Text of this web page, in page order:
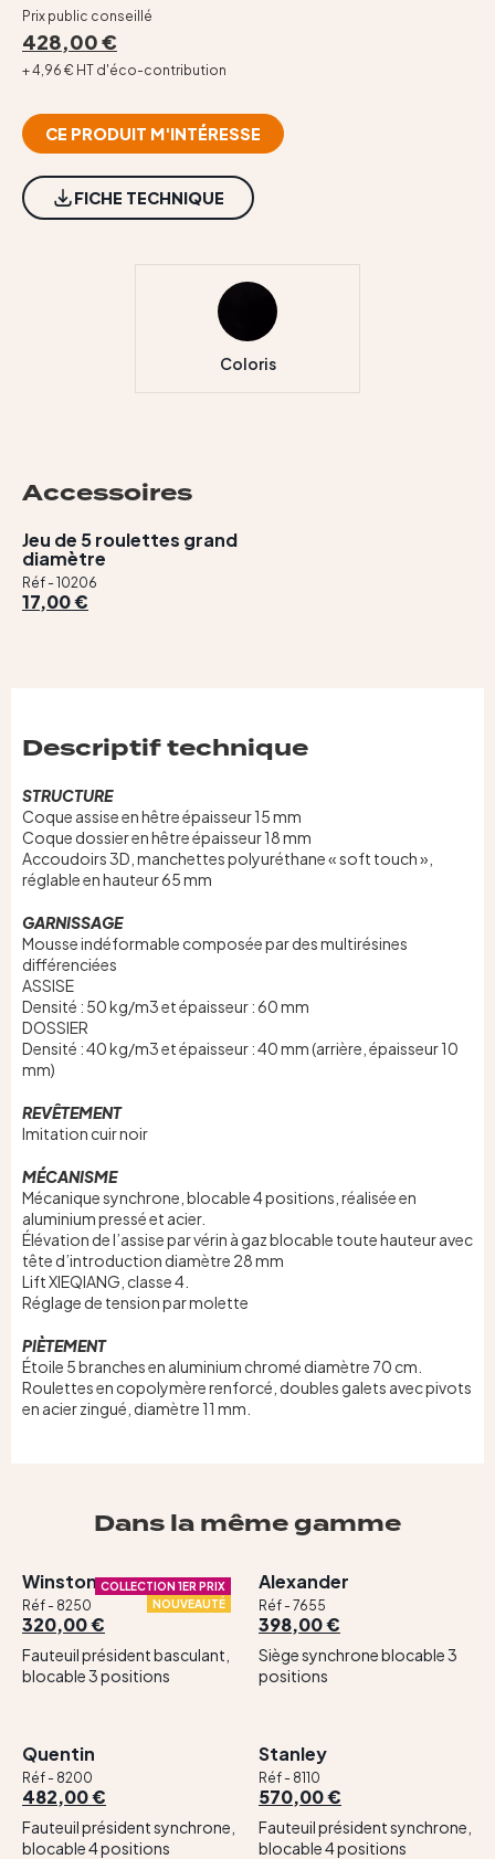
Prix public conseillé
428,00 €
+ 4,96 € HT d'éco-contribution
CE PRODUIT M'INTÉRESSE
FICHE TECHNIQUE
Coloris
Accessoires
Jeu de 5 roulettes grand
diamètre
Réf - 10206
17,00 €
Descriptif technique
STRUCTURE
Coque assise en hêtre épaisseur 15 mm
Coque dossier en hêtre épaisseur 18 mm
Accoudoirs 3D, manchettes polyuréthane « soft touch »,
réglable en hauteur 65 mm
GARNISSAGE
Mousse indéformable composée par des multirésines
différenciées
ASSISE
Densité : 50 kg/m3 et épaisseur : 60 mm
DOSSIER
Densité : 40 kg/m3 et épaisseur : 40 mm (arrière, épaisseur 10
mm)
REVÊTEMENT
Imitation cuir noir
MÉCANISME
Mécanique synchrone, blocable 4 positions, réalisée en
aluminium pressé et acier.
Élévation de l’assise par vérin à gaz blocable toute hauteur avec
tête d’introduction diamètre 28 mm
Lift XIEQIANG, classe 4.
Réglage de tension par molette
PIÈTEMENT
Étoile 5 branches en aluminium chromé diamètre 70 cm.
Roulettes en copolymère renforcé, doubles galets avec pivots
en acier zingué, diamètre 11 mm.
Dans la même gamme
COLLECTION 1ER PRIX
NOUVEAUTÉ
Winston
Réf - 8250
320,00 €
Fauteuil président basculant,
blocable 3 positions
Alexander
Réf - 7655
398,00 €
Siège synchrone blocable 3
positions
Quentin
Réf - 8200
482,00 €
Fauteuil président synchrone,
blocable 4 positions
Stanley
Réf - 8110
570,00 €
Fauteuil président synchrone,
blocable 4 positions